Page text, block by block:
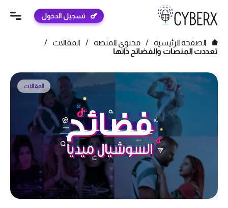
تسجيل الدخول
الصفحة الرئيسية / محتوى المنصة / المقالات
/
تعددت المنصات والفضائح ذاتها
المقالات